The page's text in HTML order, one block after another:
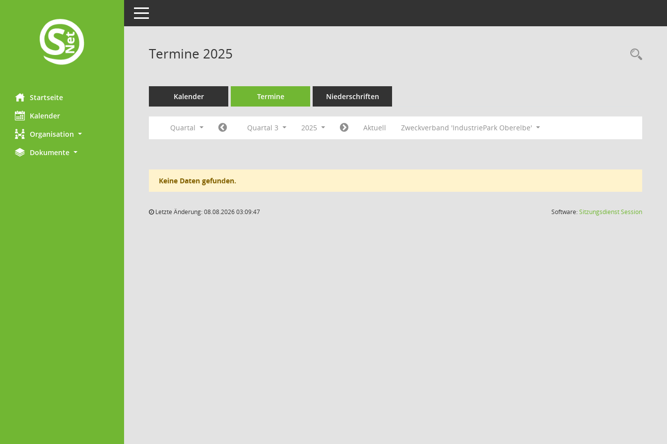
Startseite
Kalender
Organisation
Dokumente
Toggle navigation
Termine 2025
Kalender Termine Niederschriften
Quartal Quartal 3 2025 Aktuell Zweckverband 'IndustriePark Oberelbe'
Keine Daten gefunden.
Letzte Änderung: 08.08.2026 03:09:47 Software:SitzungsdienstSession(Wird in